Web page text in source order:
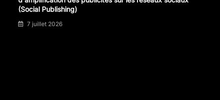
(Social Publishing)
7 juillet 2026